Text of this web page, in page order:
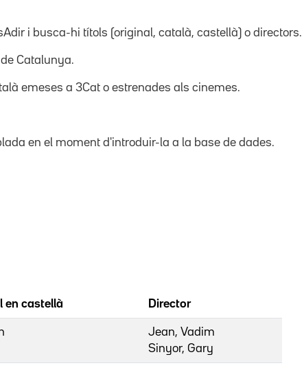
i busca-hi títols (original, català, castellà) o directors.
Catalunya.
emeses a 3Cat o estrenades als cinemes.
en el moment d'introduir-la a la base de dades.
en castellà Director
Jean, Vadim
Sinyor, Gary